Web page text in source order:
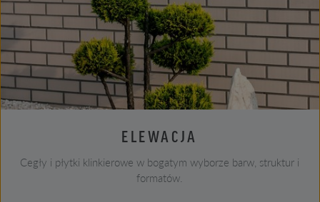
ELEWACJA
Cegły i płytki klinkierowe w bogatym wyborze barw, struktur i
formatów.